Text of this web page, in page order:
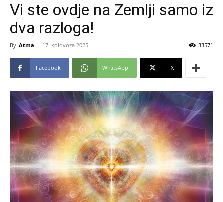
Vi ste ovdje na Zemlji samo iz
dva razloga!
By Atma - 17. kolovoza 2025. 33571
Facebook WhatsApp X